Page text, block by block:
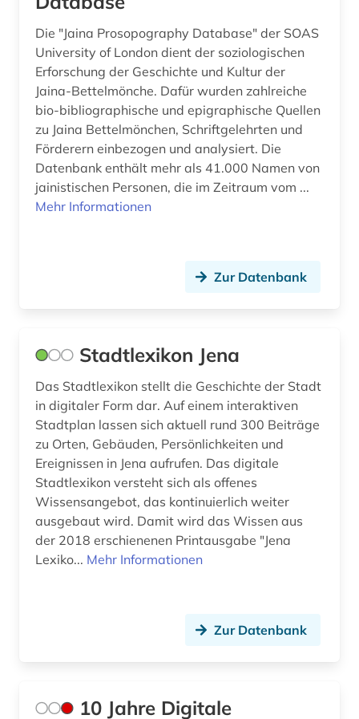
altisländisch (1)
altkarte (1)
altnorwegisch (1)
altokzitanisch (2)
altorientalistik (2)
american numismatic society (2)
amerika (31)
amerika + schwarze (1)
amerikanische geschichte (7)
amerikanische revolution (1)
amerikanistik (3)
analysen (1)
Polen (51)
Portugal (8)
Rheinland-Pfalz (13)
Roemisches Reich (17)
Rumänien (14)
Russland, Sowjetunion (88)
Schweden (197)
Schweiz (38)
Serbien (12)
Skandinavien (11)
Slowakei (20)
Slowenien (11)
Spanien (19)
Thueringen (14)
Die "Jaina Prosopography Database" der SOAS
University of London dient der soziologischen
Erforschung der Geschichte und Kultur der
Jaina-Bettelmönche. Dafür wurden zahlreiche
bio-bibliographische und epigraphische Quellen
zu Jaina Bettelmönchen, Schriftgelehrten und
Förderern einbezogen und analysiert. Die
Datenbank enthält mehr als 41.000 Namen von
jainistischen Personen, die im Zeitraum vom ...
Mehr Informationen
Zur Datenbank
Stadtlexikon Jena
Das Stadtlexikon stellt die Geschichte der Stadt
in digitaler Form dar. Auf einem interaktiven
Stadtplan lassen sich aktuell rund 300 Beiträge
zu Orten, Gebäuden, Persönlichkeiten und
Ereignissen in Jena aufrufen. Das digitale
Stadtlexikon versteht sich als offenes
Wissensangebot, das kontinuierlich weiter
ausgebaut wird. Damit wird das Wissen aus
der 2018 erschienenen Printausgabe "Jena
Lexiko... Mehr Informationen
Zur Datenbank
10 Jahre Digitale